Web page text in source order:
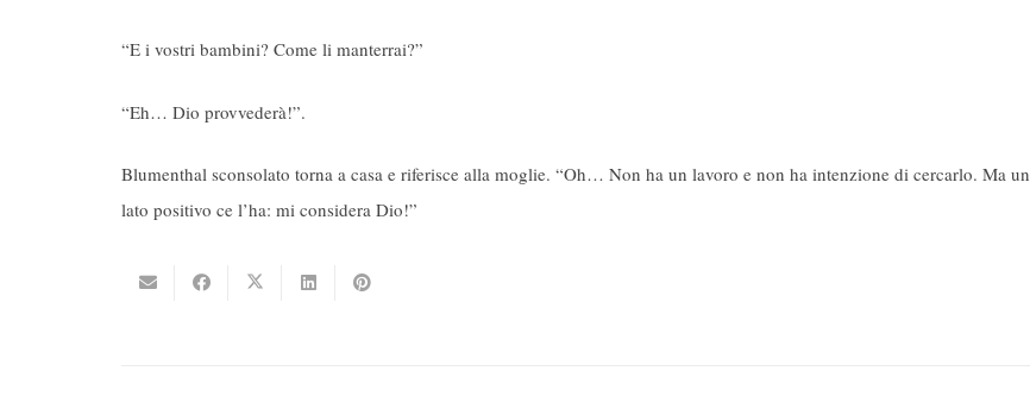
“E i vostri bambini? Come li manterrai?”
“Eh… Dio provvederà!”.
Blumenthal sconsolato torna a casa e riferisce alla moglie. “Oh… Non ha un lavoro e non ha intenzione di cercarlo. Ma un
lato positivo ce l’ha: mi considera Dio!”